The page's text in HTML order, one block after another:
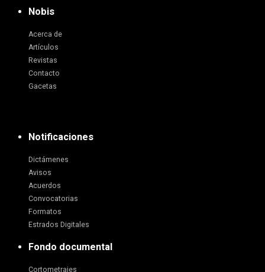
Nobis
Acerca de
Artículos
Revistas
Contacto
Gacetas
Notificaciones
Dictámenes
Avisos
Acuerdos
Convocatorias
Formatos
Estrados Digitales
Fondo documental
Cortometrajes